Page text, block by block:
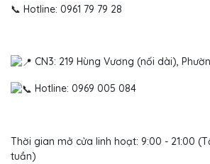
📞 Hotline: 0961 79 79 28
CN3: 219 Hùng Vương (nối dài),
Hotline: 0969 005 084
Thời gian mở cửa linh hoạt: 9:00 - 21:00
tuần)